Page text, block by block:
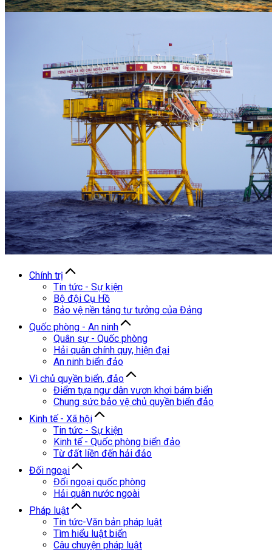
Chính trị
Tin tức - Sự kiện
Bộ đội Cụ Hồ
Bảo vệ nền tảng tư tưởng của Đảng
Quốc phòng - An ninh
Quân sự - Quốc phòng
Hải quân chính quy, hiện đại
An ninh biển đảo
Vì chủ quyền biển, đảo
Điểm tựa ngư dân vươn khơi bám biển
Chung sức bảo vệ chủ quyền biển đảo
Kinh tế - Xã hội
Tin tức - Sự kiện
Kinh tế - Quốc phòng biển đảo
Từ đất liền đến hải đảo
Đối ngoại
Đối ngoại quốc phòng
Hải quân nước ngoài
Pháp luật
Tin tức-Văn bản pháp luật
Tìm hiểu luật biển
Câu chuyện pháp luật